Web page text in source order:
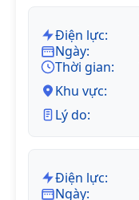
Điện lực:
Ngày:
Thời gian:
Khu vực:
Lý do:
Điện lực:
Ngày: